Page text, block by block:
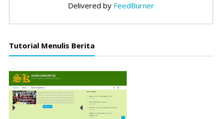
Delivered by FeedBurner
Tutorial Menulis Berita